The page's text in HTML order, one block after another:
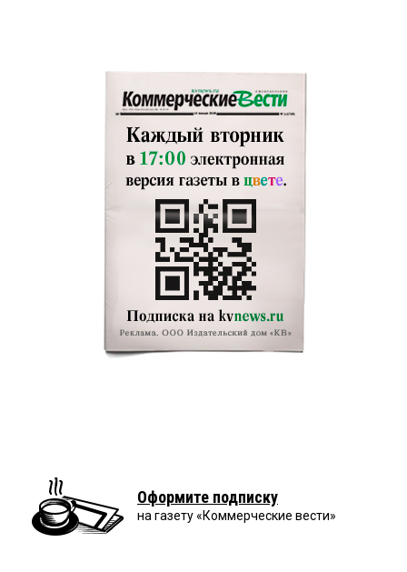
Оформите подписку
на газету «Коммерческие вести»